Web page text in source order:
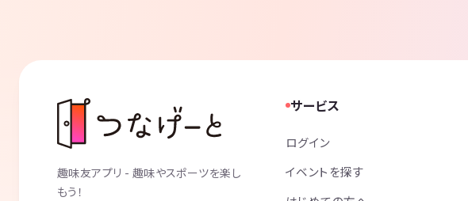
趣味友アプリ - 趣味やスポーツを楽し
もう！
サービス
ログイン
イベントを探す